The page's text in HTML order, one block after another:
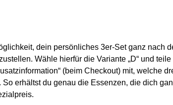
dein persönliches 3er-Set ganz nach
Wähle hierfür die Variante „D“ und
(beim Checkout) mit, welche
So erhältst du genau die Essenzen, die dich